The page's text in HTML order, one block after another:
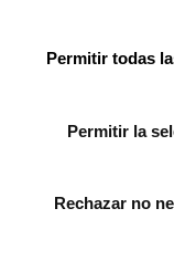
Permitir todas
Permitir la
Rechazar no